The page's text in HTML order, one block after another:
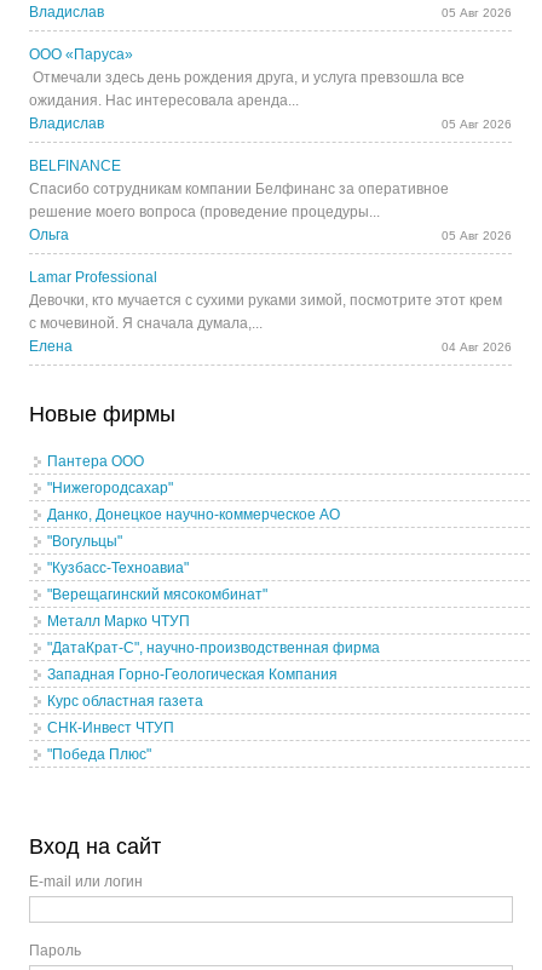
Владислав
05 Авг 2026
ООО «Паруса»
Отмечали здесь день рождения друга, и услуга превзошла все
ожидания. Нас интересовала аренда...
Владислав
05 Авг 2026
BELFINANCE
Спасибо сотрудникам компании Белфинанс за оперативное
решение моего вопроса (проведение процедуры...
Ольга
05 Авг 2026
Lamar Professional
Девочки, кто мучается с сухими руками зимой, посмотрите этот крем
с мочевиной. Я сначала думала,...
Елена
04 Авг 2026
Новые фирмы
Пантера ООО
"Нижегородсахар"
Данко, Донецкое научно-коммерческое АО
"Вогульцы"
"Кузбасс-Техноавиа"
"Верещагинский мясокомбинат"
Металл Марко ЧТУП
"ДатаКрат-С", научно-производственная фирма
Западная Горно-Геологическая Компания
Курс областная газета
СНК-Инвест ЧТУП
"Победа Плюс"
Вход на сайт
E-mail или логин
Пароль